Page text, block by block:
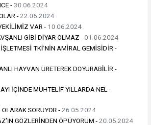
-30.06.2024
-22.06.2024
VAR - 10.06.2024
GİBİ DİYAR OLMAZ -01.06.2024
TKİ’NİN AMİRAL GEMİSİDİR -
HAYVAN ÜRETEREK DOYURABİLİR -
İÇİNDE MUHTELİF YILLARDA NEL -
SORUYOR -26.05.2024
GÖZLERİNDEN ÖPÜYORUM -20.05.2024